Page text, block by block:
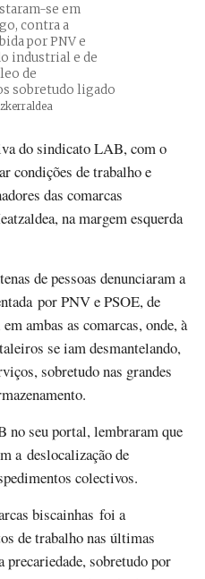
se em
contra a
por PNV e
industrial e de
de
sobretudo ligado
do sindicato LAB, com o
condições de trabalho e
das comarcas
na margem esquerda
de pessoas denunciaram a
por PNV e PSOE, de
ambas as comarcas, onde, à
se iam desmantelando,
sobretudo nas grandes
no seu portal, lembraram que
a deslocalização de
colectivos.
biscainhas foi a
de trabalho nas últimas
precariedade, sobretudo por